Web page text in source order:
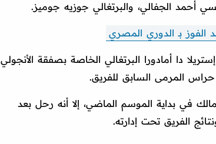
أحمد الجفالي، والبرتغالي جوزيه جوميز.
الفوز بـ الدوري المصري
دا أمادورا البرتغالي الخاصة بصفقة الأنجولي
المرمى السابق للفريق.
في بداية الموسم الماضي، إلا أنه رحل بعد
الفريق تحت إدارته.